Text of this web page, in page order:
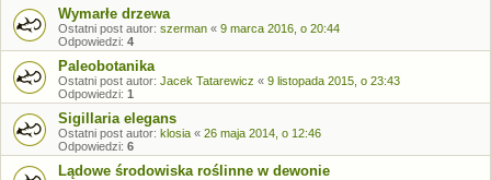
Wymarłe drzewa
Ostatni post autor: szerman « 9 marca 2016, o 20:44
Odpowiedzi: 4
Paleobotanika
Ostatni post autor: Jacek Tatarewicz « 9 listopada 2015, o 23:43
Odpowiedzi: 1
Sigillaria elegans
Ostatni post autor: klosia « 26 maja 2014, o 12:46
Odpowiedzi: 6
Lądowe środowiska roślinne w dewonie